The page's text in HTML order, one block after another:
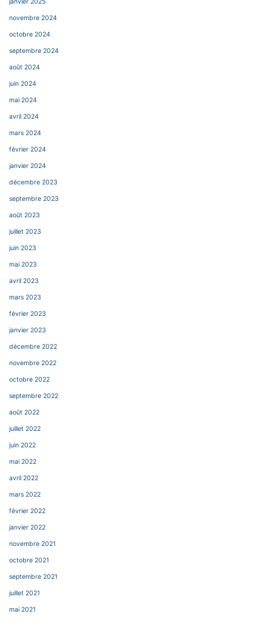
novembre 2024
octobre 2024
septembre 2024
août 2024
juin 2024
mai 2024
avril 2024
mars 2024
février 2024
janvier 2024
décembre 2023
septembre 2023
août 2023
juillet 2023
juin 2023
mai 2023
avril 2023
mars 2023
février 2023
janvier 2023
décembre 2022
novembre 2022
octobre 2022
septembre 2022
août 2022
juillet 2022
juin 2022
mai 2022
avril 2022
mars 2022
février 2022
janvier 2022
novembre 2021
octobre 2021
septembre 2021
juillet 2021
mai 2021